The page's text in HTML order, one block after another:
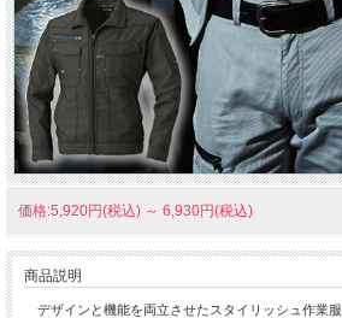
価格:5,920円(税込) ～ 6,930円(税込)
商品説明
デザインと機能を両立させたスタイリッシュ作業服